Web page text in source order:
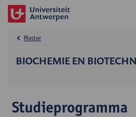
BIOCHEMIE EN
Master
Studieprogramma